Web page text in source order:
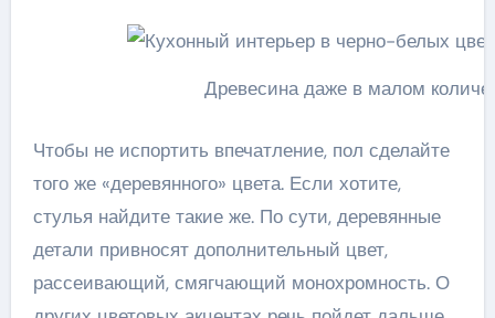
Древесина даже в малом
Чтобы не испортить впечатление, пол сделайте
того же «деревянного» цвета. Если хотите,
стулья найдите такие же. По сути, деревянные
детали привносят дополнительный цвет,
рассеивающий, смягчающий монохромность. О